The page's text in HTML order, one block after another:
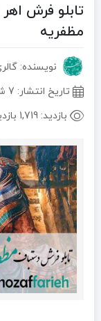
تابلو فرش
مظفریه
نویسنده:
تاریخ انتشار: 7 شهریور 1402
بازدید: 1,719 بازدید